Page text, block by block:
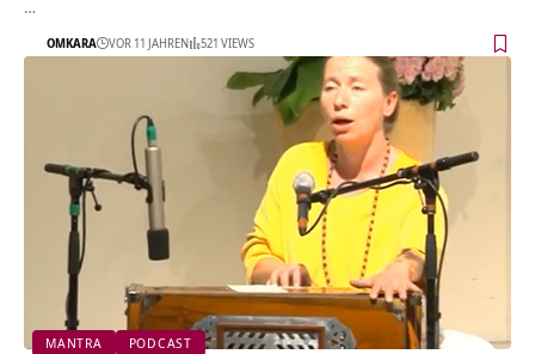
…
OMKARA VOR 11 JAHREN 521 VIEWS
MANTRA PODCAST